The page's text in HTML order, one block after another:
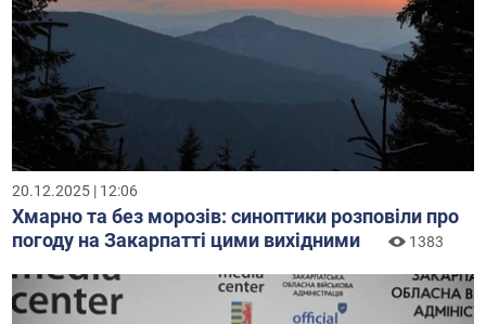
20.12.2025 | 12:06
Хмарно та без морозів: синоптики розповіли про
погоду на Закарпатті цими вихідними
1383